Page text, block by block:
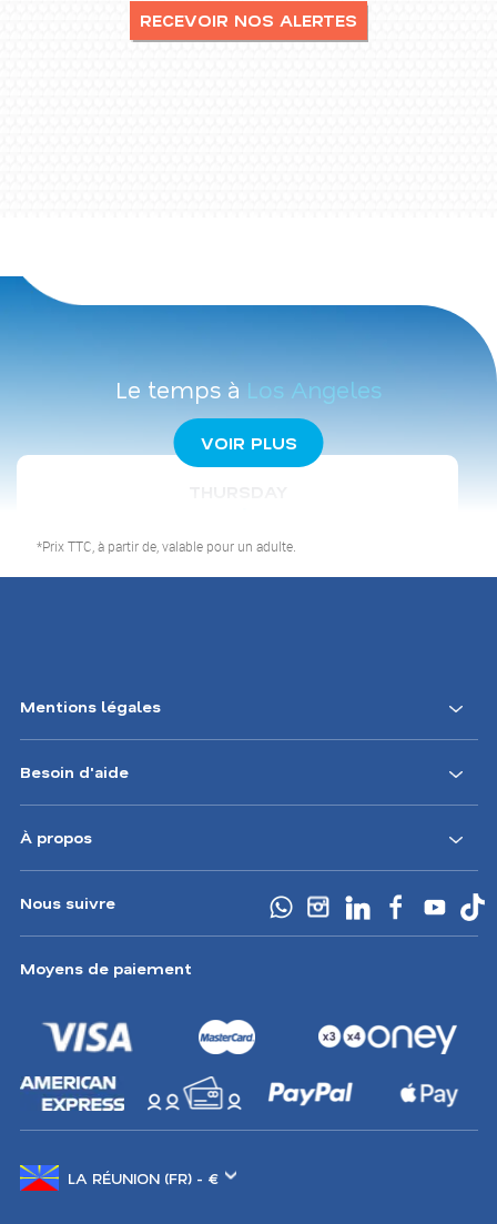
RECEVOIR NOS ALERTES
VOIR PLUS
Le temps à Los Angeles
partlycloudy
Vol Lyon Los Angelesvoyagez
sereinement avec notre offre
Train + Air
Embarquez pour Los Angeles
directement depuis la gare de
Lyon Part-Dieu
La gare de Lyon Part-Dieu vous ouvre les portes des
*Prix TTC, à partir de, valable pour un adulte.
Mentions légales
Besoin d'aide
À propos
Nous suivre
Moyens de paiement
de